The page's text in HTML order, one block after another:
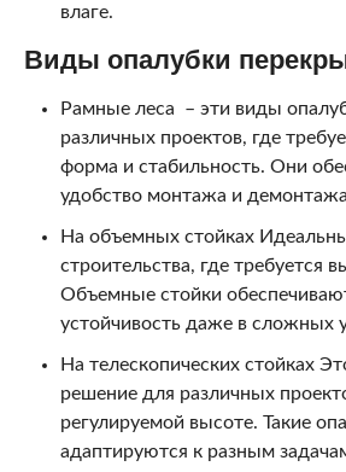
влаге.
Виды опалубки
Рамные леса – эти виды
различных проектов, где
форма и стабильность. Они
удобство монтажа и
На объемных стойках
строительства, где требуется
Объемные стойки
устойчивость даже в сложных
На телескопических стойках
решение для различных
регулируемой высоте. Такие
адаптируются к разным